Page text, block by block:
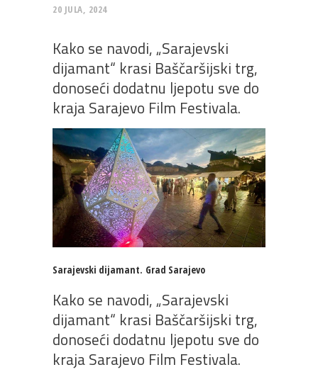
20 JULA, 2024
Kako se navodi, „Sarajevski
dijamant“ krasi Baščaršijski trg,
donoseći dodatnu ljepotu sve do
kraja Sarajevo Film Festivala.
Sarajevski dijamant. Grad Sarajevo
Kako se navodi, „Sarajevski
dijamant“ krasi Baščaršijski trg,
donoseći dodatnu ljepotu sve do
kraja Sarajevo Film Festivala.